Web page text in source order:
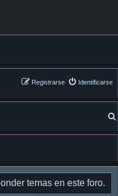
Identificarse
Registrarse
temas en este foro.